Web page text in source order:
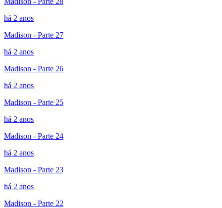
há 2 anos
Madison - Parte 27
há 2 anos
Madison - Parte 26
há 2 anos
Madison - Parte 25
há 2 anos
Madison - Parte 24
há 2 anos
Madison - Parte 23
há 2 anos
Madison - Parte 22